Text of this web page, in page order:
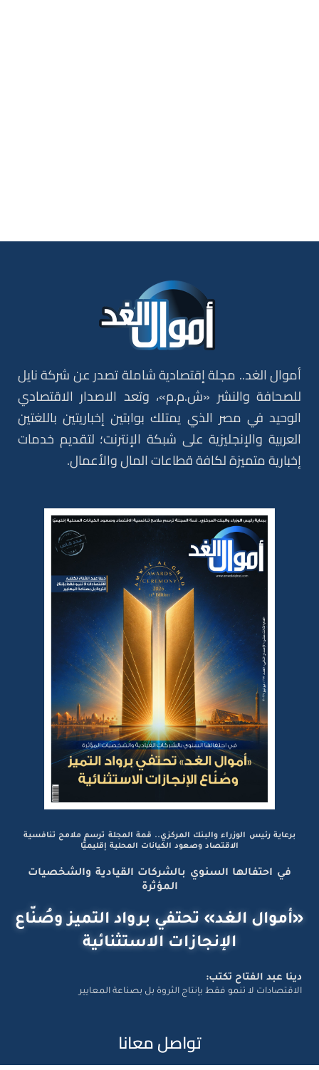
أموال الغد.. مجلة إقتصادية شاملة تصدر عن شركة نايل
للصحافة والنشر «ش.م.م»، وتعد الاصدار الاقتصادي
الوحيد في مصر الذي يمتلك بوابتين إخباريتين باللغتين
العربية والإنجليزية على شبكة الإنترنت؛ لتقديم خدمات
إخبارية متميزة لكافة قطاعات المال والأعمال.
برعاية رئيس الوزراء والبنك المركزي.. قمة المجلة ترسم ملامح تنافسية
الاقتصاد وصعود الكيانات المحلية إقليميًّا
في احتفالها السنوي بالشركات القيادية والشخصيات
المؤثرة
«أموال الغد» تحتفي برواد التميز وصُنّاع
الإنجازات الاستثنائية
دينا عبد الفتاح تكتب:
الاقتصادات لا تنمو فقط بإنتاج الثروة بل بصناعة المعايير
تواصل معانا